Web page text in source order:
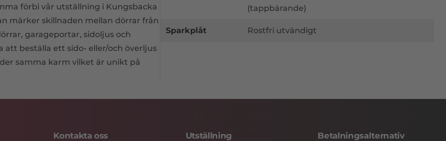
förbi vår utställning i Kungsbacka
märker skillnaden mellan dörrar från
garageportar, sidoljus och
beställa ett sido- eller/och överljus
samma karm vilket är unikt på
(tappbärande)
Sparkplåt Rostfri utvändigt
Kontakta oss Utställning Betalningsalternativ